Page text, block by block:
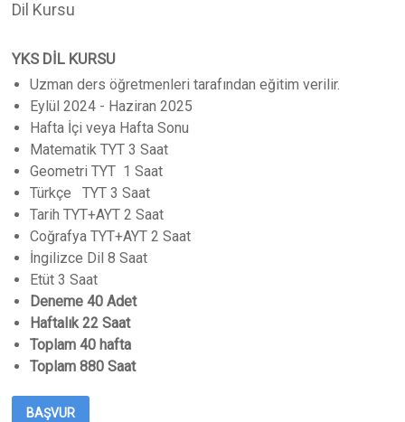
Dil Kursu
YKS DİL KURSU
Uzman ders öğretmenleri tarafından eğitim verilir.
Eylül 2024 - Haziran 2025
Hafta İçi veya Hafta Sonu
Matematik TYT 3 Saat
Geometri TYT 1 Saat
Türkçe TYT 3 Saat
Tarih TYT+AYT 2 Saat
Coğrafya TYT+AYT 2 Saat
İngilizce Dil 8 Saat
Etüt 3 Saat
Deneme 40 Adet
Haftalık 22 Saat
Toplam 40 hafta
Toplam 880 Saat
BAŞVUR